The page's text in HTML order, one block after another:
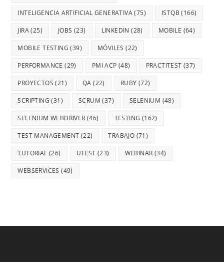
INTELIGENCIA ARTIFICIAL GENERATIVA(75) ISTQB (166)
JIRA(25) JOBS (23) LINKEDIN (28) MOBILE (64)
MOBILE TESTING (39) MÓVILES (22)
PERFORMANCE (29) PMI ACP (48) PRACTITEST (37)
PROYECTOS (21) QA (22) RUBY (72)
SCRIPTING (31) SCRUM (37) SELENIUM (48)
SELENIUM WEBDRIVER (46) TESTING (162)
TEST MANAGEMENT (22) TRABAJO (71)
TUTORIAL (26) UTEST (23) WEBINAR (34)
WEBSERVICES (49)